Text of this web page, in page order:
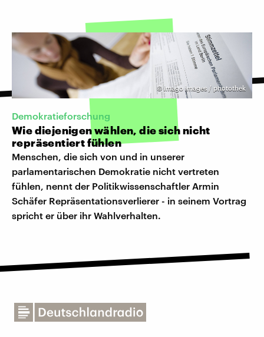
©imago images / photothek
Demokratieforschung
Wie diejenigen wählen, die sich nicht
repräsentiert fühlen
Menschen, die sich von und in unserer
parlamentarischen Demokratie nicht vertreten
fühlen, nennt der Politikwissenschaftler Armin
Schäfer Repräsentationsverlierer - in seinem Vortrag
spricht er über ihr Wahlverhalten.